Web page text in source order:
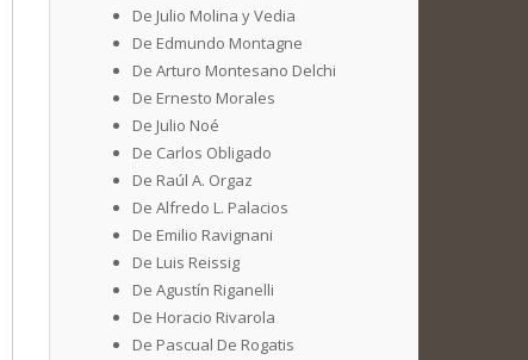
De Julio Molina y Vedia
De Edmundo Montagne
De Arturo Montesano Delchi
De Ernesto Morales
De Julio Noé
De Carlos Obligado
De Raúl A. Orgaz
De Alfredo L. Palacios
De Emilio Ravignani
De Luis Reissig
De Agustín Riganelli
De Horacio Rivarola
De Pascual De Rogatis